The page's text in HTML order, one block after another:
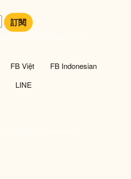
訂閱
FB Việt
FB Indonesian
LINE